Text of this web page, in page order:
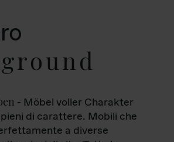
- Möbel voller Charakter
di carattere. Mobili che
a diverse